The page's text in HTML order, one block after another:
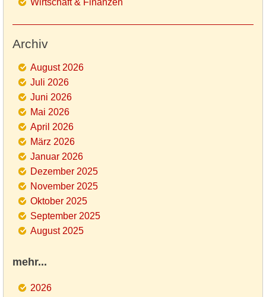
Wirtschaft & Finanzen
Archiv
August 2026
Juli 2026
Juni 2026
Mai 2026
April 2026
März 2026
Januar 2026
Dezember 2025
November 2025
Oktober 2025
September 2025
August 2025
mehr...
2026